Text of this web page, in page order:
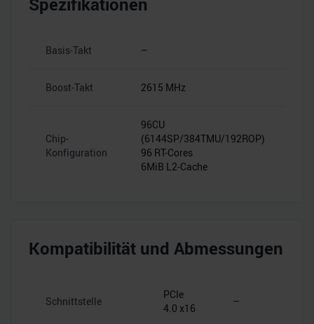
Basis-Takt –
Boost-Takt 2615 MHz
Chip-
Konfiguration
96CU
(6144SP/384TMU/192ROP)
96 RT-Cores
6MiB L2-Cache
Kompatibilität und Abmessungen
Schnittstelle
PCIe
4.0 x16
–